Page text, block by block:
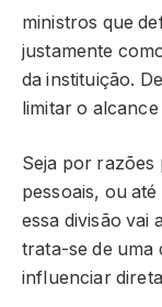
ministros que
justamente
da instituição.
limitar o
Seja por razões
pessoais, ou
essa divisão vai
trata-se de uma
influenciar